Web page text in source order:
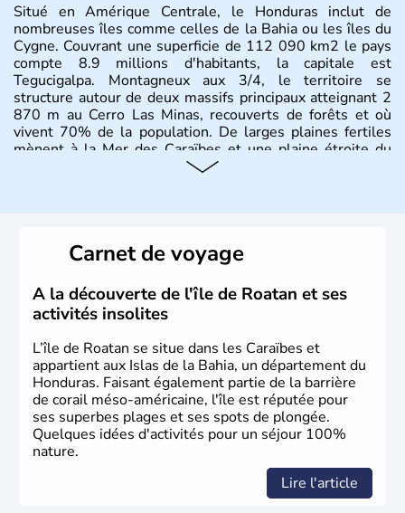
Situé en Amérique Centrale, le Honduras inclut de
nombreuses îles comme celles de la Bahia ou les îles du
Cygne. Couvrant une superficie de 112 090 km2 le pays
compte 8.9 millions d'habitants, la capitale est
Tegucigalpa. Montagneux aux 3/4, le territoire se
structure autour de deux massifs principaux atteignant 2
870 m au Cerro Las Minas, recouverts de forêts et où
vivent 70% de la population. De larges plaines fertiles
mènent à la Mer des Caraïbes et une plaine étroite du
Carnet de voyage
A la découverte de l'île de Roatan et ses
activités insolites
L’île de Roatan se situe dans les Caraïbes et
appartient aux Islas de la Bahia, un département du
Honduras. Faisant également partie de la barrière
de corail méso-américaine, l'île est réputée pour
ses superbes plages et ses spots de plongée.
Quelques idées d'activités pour un séjour 100%
nature.
Lire l'article